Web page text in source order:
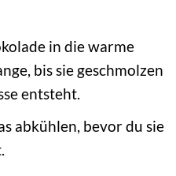
in die warme
bis sie geschmolzen
entsteht.
abkühlen, bevor du sie